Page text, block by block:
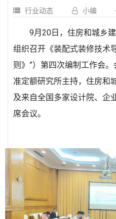
行业动态 小编
9月20日，住房和城乡
组织召开《装配式装修技术
则》”）第四次编制工作会
准定额研究所主持，住房和
及来自全国多家设计院、企
席会议。